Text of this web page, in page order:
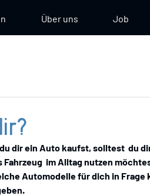
Über uns Job
dir ein Auto kaufst, solltest  du
im Alltag nutzen
Automodelle für dich in Frage